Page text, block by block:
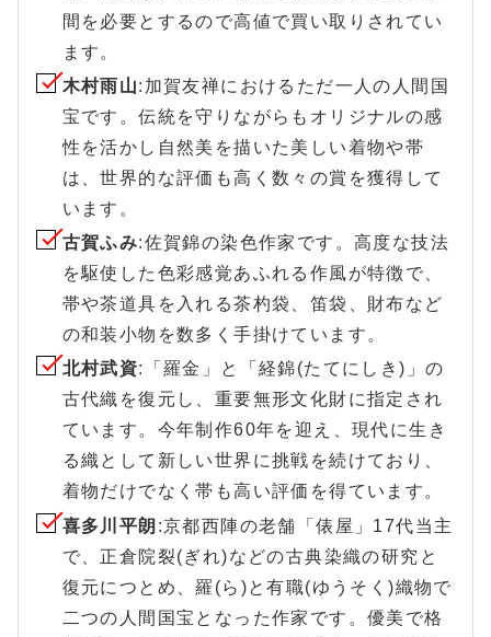
間を必要とするので高値で買い取りされてい
ます。
木村雨山:加賀友禅におけるただ一人の人間国
宝です。伝統を守りながらもオリジナルの感
性を活かし自然美を描いた美しい着物や帯
は、世界的な評価も高く数々の賞を獲得して
います。
古賀ふみ:佐賀錦の染色作家です。高度な技法
を駆使した色彩感覚あふれる作風が特徴で、
帯や茶道具を入れる茶杓袋、笛袋、財布など
の和装小物を数多く手掛けています。
北村武資:「羅金」と「経錦(たてにしき)」の
古代織を復元し、重要無形文化財に指定され
ています。今年制作60年を迎え、現代に生き
る織として新しい世界に挑戦を続けており、
着物だけでなく帯も高い評価を得ています。
喜多川平朗 :京都西陣の老舗「俵屋」17代当主
で、正倉院裂(ぎれ)などの古典染織の研究と
復元につとめ、羅(ら)と有職(ゆうそく)織物で
二つの人間国宝となった作家です。優美で格